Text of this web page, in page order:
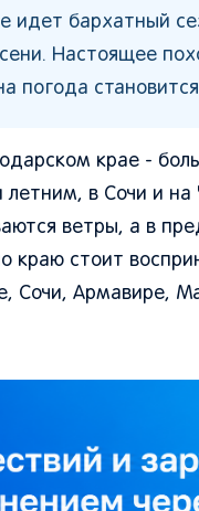
идет бархатный
Настоящее
погода
крае -
в Сочи и
ветры, а в
краю стоит
Сочи, Армавире,